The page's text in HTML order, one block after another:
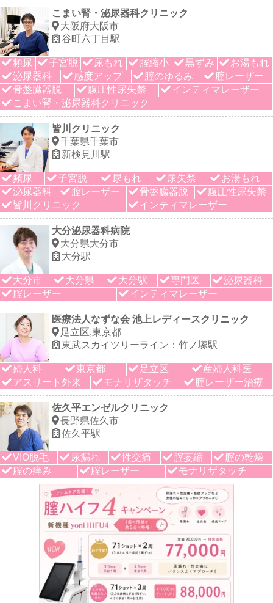
こまい腎・泌尿器科クリニック
大阪府大阪市
谷町六丁目駅
頻尿 子宮脱 尿もれ 腟縮小 黒ずみ
お湯もれ
泌尿器科
感度アップ 腟のゆるみ
腟レーザー
骨盤臓器脱
腹圧性尿失禁
インティマレーザー
こまい腎・泌尿器科クリニック
皆川クリニック
千葉県千葉市
新検見川駅
頻尿 子宮脱 尿もれ 尿失禁
お湯もれ
泌尿器科
膣レーザー 骨盤臓器脱
腹圧性尿失禁
皆川クリニック
インティマレーザー
大分泌尿器科病院
大分県大分市
大分駅
大分市 大分県 大分駅 専門医
泌尿器科
腟レーザー
インティマレーザー
医療法人なずな会 池上レディースクリニック
足立区,東京都
東武スカイツリーライン：竹ノ塚駅
婦人科 東京都 足立区
産婦人科医
アスリート外来
モナリザタッチ 腟レーザー治療
佐久平エンゼルクリニック
長野県佐久市
佐久平駅
VIO脱毛 尿漏れ 性交痛 腟萎縮
腟の乾燥
腟の痒み
腟レーザー モナリザタッチ